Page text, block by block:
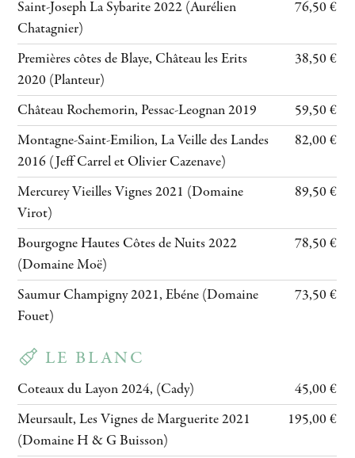
Saint-Joseph La Sybarite 2022 (Aurélien
Chatagnier)
76,50 €
Premières côtes de Blaye, Château les Erits
2020 (Planteur)
38,50 €
Château Rochemorin, Pessac-Leognan 2019
59,50 €
Montagne-Saint-Emilion, La Veille des Landes
2016 (Jeff Carrel et Olivier Cazenave)
82,00 €
Mercurey Vieilles Vignes 2021 (Domaine
Virot)
89,50 €
Bourgogne Hautes Côtes de Nuits 2022
(Domaine Moë)
78,50 €
Saumur Champigny 2021, Ebéne (Domaine
Fouet)
73,50 €
LE BLANC
Coteaux du Layon 2024, (Cady)
45,00 €
Meursault, Les Vignes de Marguerite 2021
(Domaine H & G Buisson)
195,00 €